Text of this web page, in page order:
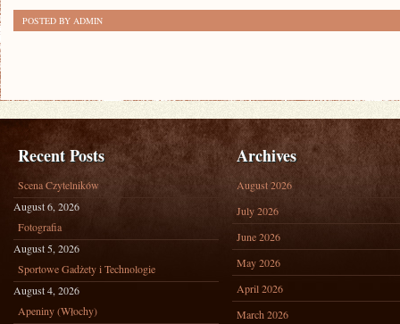
KUCHNIA
FILIPIŃSKA
POSTED BY ADMIN
Recent Posts
Scena Czytelników
August 6, 2026
Fotografia
August 5, 2026
Sportowe Gadżety i Technologie
August 4, 2026
Apeniny (Włochy)
Archives
August 2026
July 2026
June 2026
May 2026
April 2026
March 2026